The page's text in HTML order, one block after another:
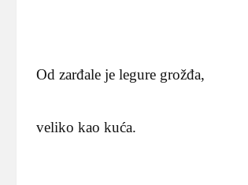
Od zarđale je legure grožđa,
veliko kao kuća.